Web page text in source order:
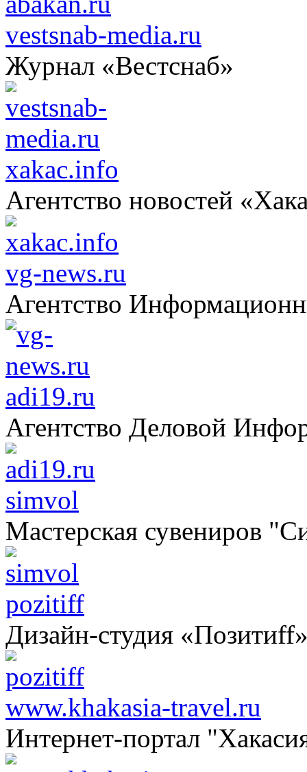
vestsnab-media.ru
Журнал «Вестснаб»
xakac.info
Агентство новостей
vg-news.ru
Агентство
adi19.ru
Агентство Деловой
simvol
Мастерская сувениров
pozitiff
Дизайн-студия
www.khakasia-travel.ru
Интернет-портал